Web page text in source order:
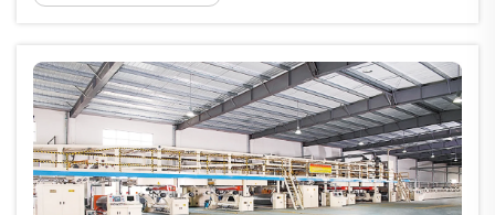
και τη Διάταξη του Εργοστασίου. Το αποτύπωμα
λειτουργική απόδοση στην παραγωγή
διακεκομμένου χαρτονιού. Ο εξοπλισμός
καταλαμβάνει...